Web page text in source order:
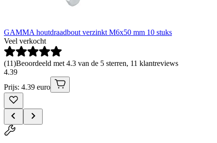
GAMMA houtdraadbout verzinkt M6x50 mm 10 stuks
Veel verkocht
(11)Beoordeeld met 4.3 van de 5 sterren, 11 klantreviews
4.39
Prijs: 4.39 euro